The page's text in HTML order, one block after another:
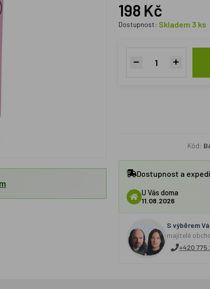
198 Kč
Dostupnost: Skladem 3 ks
Kód:
Dostupnost a
U Vás doma
11.08.2026
S výběrem
majitelé
+420 775